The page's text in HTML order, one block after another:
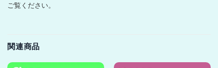
ご覧ください。
関連商品